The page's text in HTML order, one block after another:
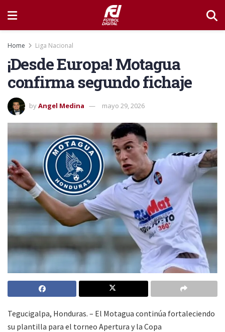
Home Liga Nacional
¡Desde Europa! Motagua
confirma segundo fichaje
byAngel Medina mayo 29, 2026
Tegucigalpa, Honduras. – El Motagua continúa fortaleciendo
su plantilla para el torneo Apertura y la Copa